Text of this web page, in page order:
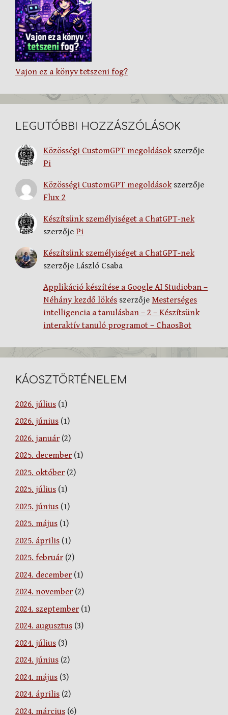
Vajon ez a könyv tetszeni fog?
LEGUTÓBBI HOZZÁSZÓLÁSOK
Közösségi CustomGPT megoldásokszerzője
Pi
Közösségi CustomGPT megoldásokszerzője
Flux 2
Készítsünk személyiséget a ChatGPT-nek
szerzője Pi
Készítsünk személyiséget a ChatGPT-nek
szerzője László Csaba
Applikáció készítése a Google AI Studioban –
Néhány kezdő lökés szerzőjeMesterséges
intelligencia a tanulásban – 2 – Készítsünk
interaktív tanuló programot – ChaosBot
KÁOSZTÖRTÉNELEM
2026. július (1)
2026. június (1)
2026. január(2)
2025. december(1)
2025. október(2)
2025. július (1)
2025. június (1)
2025. május (1)
2025. április (1)
2025. február(2)
2024. december(1)
2024. november(2)
2024. szeptember(1)
2024. augusztus (3)
2024. július (3)
2024. június (2)
2024. május (3)
2024. április (2)
2024. március (6)